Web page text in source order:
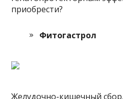
приобрести?
Фитогастрол
Желудочно-кишечный